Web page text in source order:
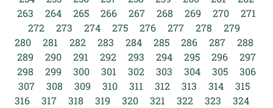
263
264 265 266 267 268 269 270
271
272
273 274 275 276 277 278
279
280
281 282 283 284 285 286 287
288
289
290 291 292 293 294 295 296
297
298
299 300 301 302 303 304 305
306
307
308 309 310 311 312 313 314
315
316
317 318 319 320 321 322 323
324